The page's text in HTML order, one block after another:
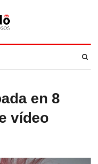
en 8
vídeo